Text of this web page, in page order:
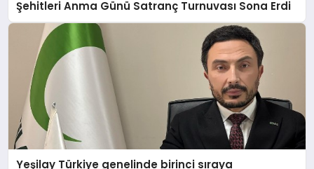
Şehitleri Anma Günü Satranç Turnuvası Sona Erdi
Yeşilay Türkiye genelinde birinci sıraya